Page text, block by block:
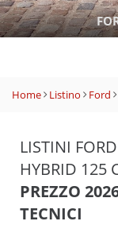
Home Listino Ford
LISTINI
HYBRID 125
PREZZO
TECNICI